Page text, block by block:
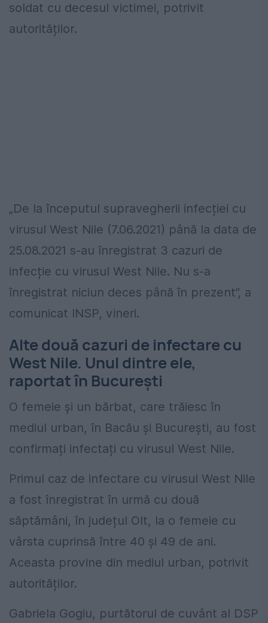
soldat cu decesul victimei, potrivit
autorităților.
„De la începutul supravegherii infecției cu
virusul West Nile (7.06.2021) până la data de
25.08.2021 s-au înregistrat 3 cazuri de
infecție cu virusul West Nile. Nu s-a
înregistrat niciun deces până în prezent”, a
comunicat INSP, vineri.
Alte două cazuri de infectare cu
West Nile. Unul dintre ele,
raportat în București
O femeie și un bărbat, care trăiesc în
mediul urban, în Bacău și București, au fost
confirmați infectați cu virusul West Nile.
Primul caz de infectare cu virusul West Nile
a fost înregistrat în urmă cu două
săptămâni, în județul Olt, la o femeie cu
vârsta cuprinsă între 40 și 49 de ani.
Aceasta provine din mediul urban, potrivit
autorităților.
Gabriela Gogiu, purtătorul de cuvânt al DSP